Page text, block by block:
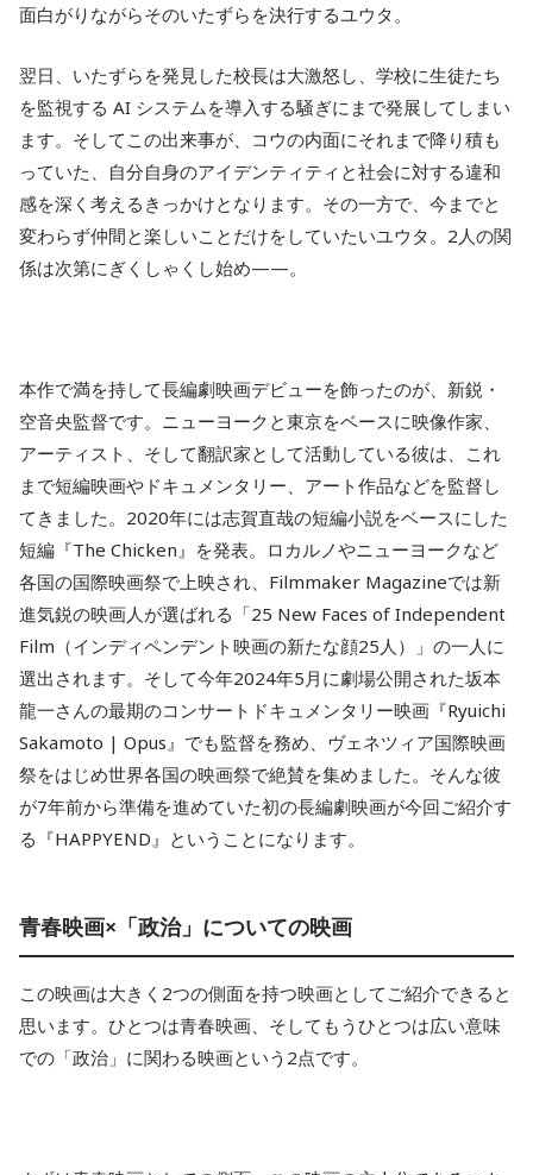
面白がりながらそのいたずらを決行するユウタ。
翌日、いたずらを発見した校長は大激怒し、学校に生徒たち
を監視する AI システムを導入する騒ぎにまで発展してしまい
ます。そしてこの出来事が、コウの内面にそれまで降り積も
っていた、自分自身のアイデンティティと社会に対する違和
感を深く考えるきっかけとなります。その一方で、今までと
変わらず仲間と楽しいことだけをしていたいユウタ。2人の関
係は次第にぎくしゃくし始め——。
本作で満を持して長編劇映画デビューを飾ったのが、新鋭・
空音央監督です。ニューヨークと東京をベースに映像作家、
アーティスト、そして翻訳家として活動している彼は、これ
まで短編映画やドキュメンタリー、アート作品などを監督し
てきました。2020年には志賀直哉の短編小説をベースにした
短編『The Chicken』を発表。ロカルノやニューヨークなど
各国の国際映画祭で上映され、Filmmaker Magazineでは新
進気鋭の映画人が選ばれる「25 New Faces of Independent
Film（インディペンデント映画の新たな顔25人）」の一人に
選出されます。そして今年2024年5月に劇場公開された坂本
龍一さんの最期のコンサートドキュメンタリー映画『Ryuichi
Sakamoto | Opus』でも監督を務め、ヴェネツィア国際映画
祭をはじめ世界各国の映画祭で絶賛を集めました。そんな彼
が7年前から準備を進めていた初の長編劇映画が今回ご紹介す
る『HAPPYEND』ということになります。
青春映画×「政治」についての映画
この映画は大きく2つの側面を持つ映画としてご紹介できると
思います。ひとつは青春映画、そしてもうひとつは広い意味
での「政治」に関わる映画という2点です。